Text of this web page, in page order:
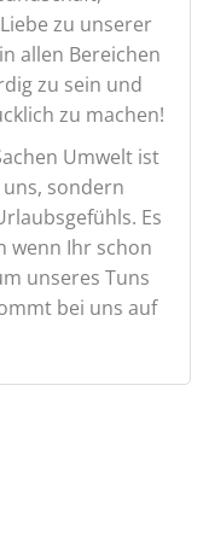
zu unserer
allen Bereichen
zu sein und
zu machen!
Umwelt ist
sondern
Es
wenn Ihr schon
unseres Tuns
bei uns auf